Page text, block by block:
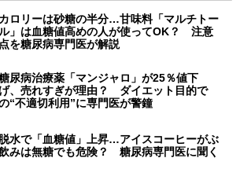
カロリーは砂糖の半分…甘味料「マルチトー
」は血糖値高めの人が使ってOK？ 注意
点を糖尿病専門医が解説
尿病治療薬「マンジャロ」が25％値下
げ、売れすぎが理由？ ダイエット目的で
“不適切利用”に専門医が警鐘
脱水で「血糖値」上昇…アイスコーヒーがぶ
みは無糖でも危険？ 糖尿病専門医に聞く